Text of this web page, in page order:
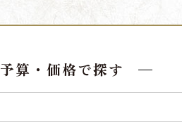
予算・価格で探す